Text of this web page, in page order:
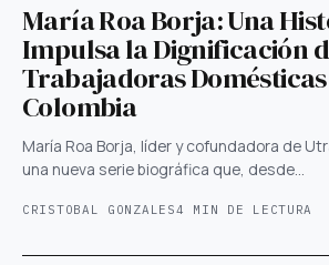
María Roa Borja: Una
Impulsa la Dignificación
Trabajadoras
Colombia
María Roa Borja, líder y cofundadora de
una nueva serie biográfica que, desde…
CRISTOBAL GONZALES4 MIN DE LECTURA